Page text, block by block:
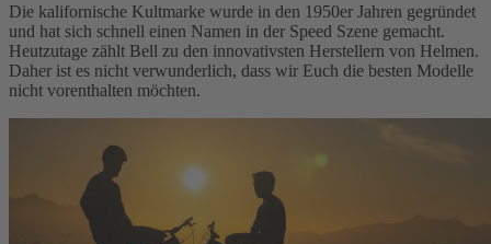
Die kalifornische Kultmarke wurde in den 1950er Jahren gegründet
und hat sich schnell einen Namen in der Speed Szene gemacht.
Heutzutage zählt Bell zu den innovativsten Herstellern von Helmen.
Daher ist es nicht verwunderlich, dass wir Euch die besten Modelle
nicht vorenthalten möchten.